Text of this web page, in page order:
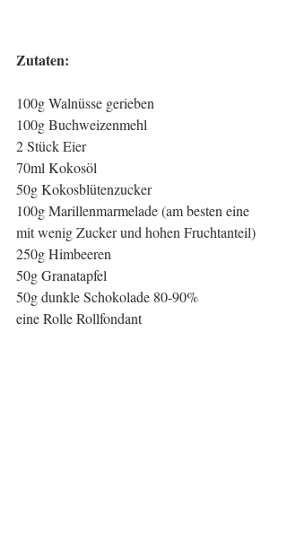
Zutaten:
100g Walnüsse gerieben
100g Buchweizenmehl
2 Stück Eier
70ml Kokosöl
50g Kokosblütenzucker
100g Marillenmarmelade (am besten eine
mit wenig Zucker und hohen Fruchtanteil)
250g Himbeeren
50g Granatapfel
50g dunkle Schokolade 80-90%
eine Rolle Rollfondant